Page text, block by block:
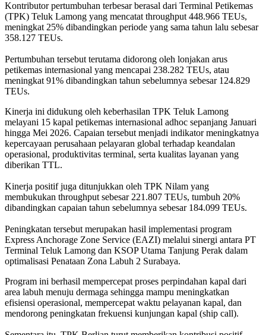
Kontributor pertumbuhan terbesar berasal dari Terminal Petikemas
(TPK) Teluk Lamong yang mencatat throughput 448.966 TEUs,
meningkat 25% dibandingkan periode yang sama tahun lalu sebesar
358.127 TEUs.
Pertumbuhan tersebut terutama didorong oleh lonjakan arus
petikemas internasional yang mencapai 238.282 TEUs, atau
meningkat 91% dibandingkan tahun sebelumnya sebesar 124.829
TEUs.
Kinerja ini didukung oleh keberhasilan TPK Teluk Lamong
melayani 15 kapal petikemas internasional adhoc sepanjang Januari
hingga Mei 2026. Capaian tersebut menjadi indikator meningkatnya
kepercayaan perusahaan pelayaran global terhadap keandalan
operasional, produktivitas terminal, serta kualitas layanan yang
diberikan TTL.
Kinerja positif juga ditunjukkan oleh TPK Nilam yang
membukukan throughput sebesar 221.807 TEUs, tumbuh 20%
dibandingkan capaian tahun sebelumnya sebesar 184.099 TEUs.
Peningkatan tersebut merupakan hasil implementasi program
Express Anchorage Zone Service (EAZI) melalui sinergi antara PT
Terminal Teluk Lamong dan KSOP Utama Tanjung Perak dalam
optimalisasi Penataan Zona Labuh 2 Surabaya.
Program ini berhasil mempercepat proses perpindahan kapal dari
area labuh menuju dermaga sehingga mampu meningkatkan
efisiensi operasional, mempercepat waktu pelayanan kapal, dan
mendorong peningkatan frekuensi kunjungan kapal (ship call).